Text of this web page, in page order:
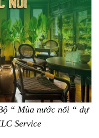
“ Mùa nước nổi “ dự
Service